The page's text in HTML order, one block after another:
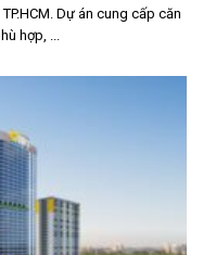
Dự án cung cấp căn
hợp, ...